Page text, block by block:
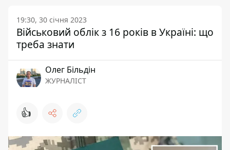
19:30, 30 січня 2023
Військовий облік з 16 років в Україні: що
треба знати
Олег Більдін
ЖУРНАЛІСТ
👍